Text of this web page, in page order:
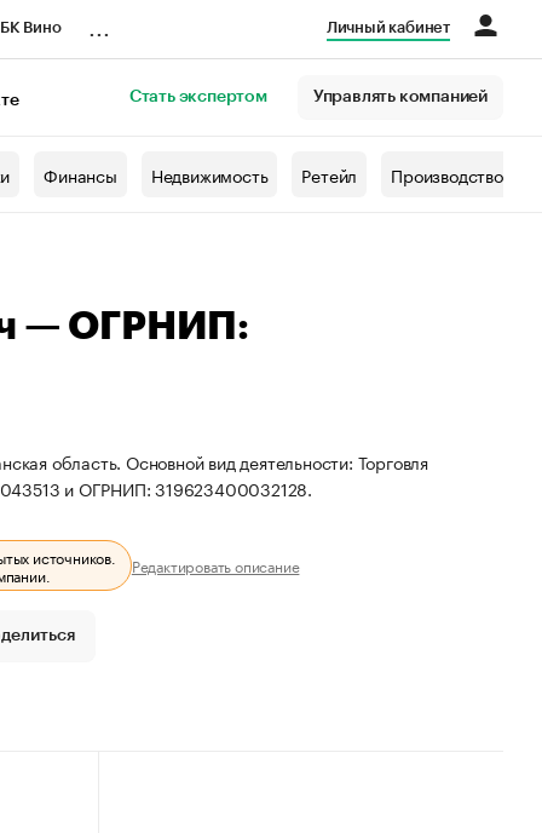
Вино Личный кабинет
Стать экспертом Управлять компанией
Финансы Недвижимость Ретейл Производство
— ОГРНИП:
область. Основной вид деятельности: Торговля
и ОГРНИП: 319623400032128.
источников.
Редактировать описание